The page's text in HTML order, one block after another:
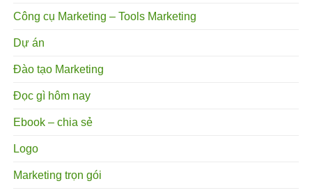
Công cụ Marketing – Tools Marketing
Dự án
Đào tạo Marketing
Đọc gì hôm nay
Ebook – chia sẻ
Logo
Marketing trọn gói